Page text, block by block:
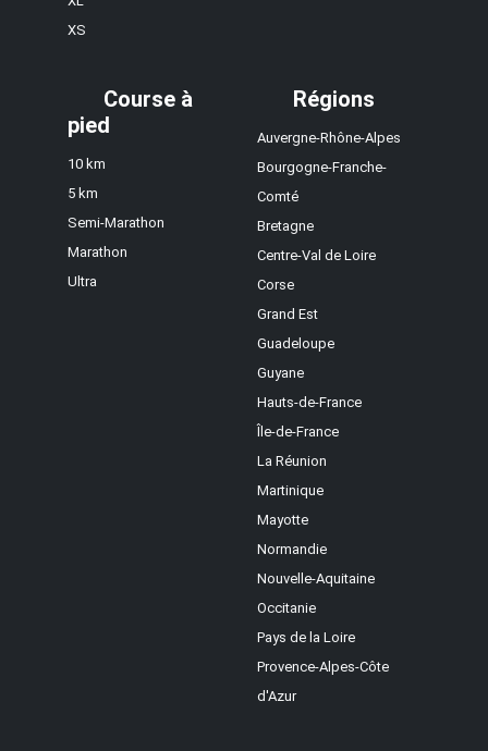
XS
Course à
pied
10 km
5 km
Semi-Marathon
Marathon
Ultra
Régions
Auvergne-Rhône-Alpes
Bourgogne-Franche-
Comté
Bretagne
Centre-Val de Loire
Corse
Grand Est
Guadeloupe
Guyane
Hauts-de-France
Île-de-France
La Réunion
Martinique
Mayotte
Normandie
Nouvelle-Aquitaine
Occitanie
Pays de la Loire
Provence-Alpes-Côte
d'Azur